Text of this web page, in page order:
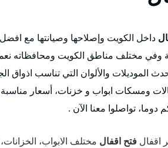
داخل الكويت وإصلاحها وصيانتها مع
وفي مختلف مناطق الكويت ومحافظاته
الموديلات والألوان التي تناسب اذواق
ومسكات ابواب و خزنات، أسعار
تواصلوا معنا الآن .
اقفال فتح اقفال مختلف الابواب،